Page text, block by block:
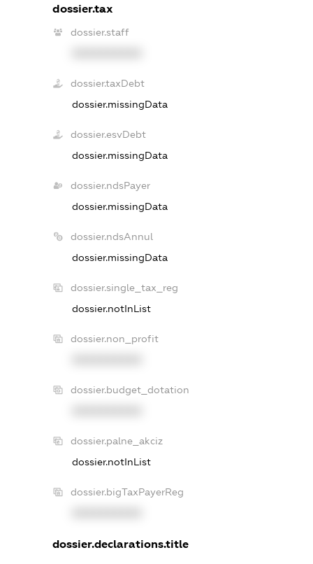
dossier.tax
dossier.staff
dossier.taxDebt
dossier.missingData
dossier.esvDebt
dossier.missingData
dossier.ndsPayer
dossier.missingData
dossier.ndsAnnul
dossier.missingData
dossier.single_tax_reg
dossier.notInList
dossier.non_profit
dossier.budget_dotation
dossier.palne_akciz
dossier.notInList
dossier.bigTaxPayerReg
dossier.declarations.title